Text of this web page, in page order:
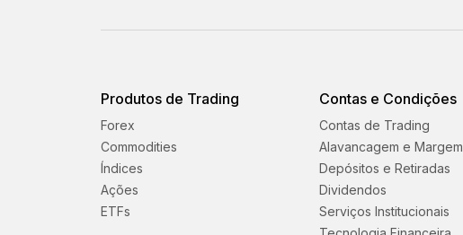
Produtos de Trading
Forex
Commodities
Índices
Ações
ETFs
Contas e Condições
Contas de Trading
Alavancagem e Margem
Depósitos e Retiradas
Dividendos
Serviços Institucionais